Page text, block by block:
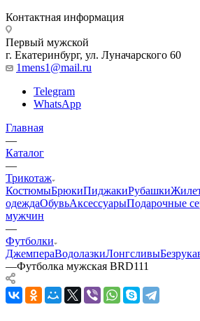
Контактная информация
Первый мужской
г. Екатеринбург, ул. Луначарского 60
1mens1@mail.ru
Telegram
WhatsApp
Главная
—
Каталог
—
Трикотаж
КостюмыБрюкиПиджакиРубашки
одеждаОбувьАксессуарыПодарочные
мужчин
—
Футболки
ДжемпераВодолазкиЛонгсливы
—Футболка мужская BRD111